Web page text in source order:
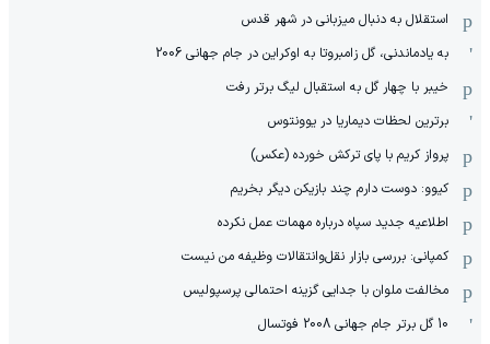
استقلال به دنبال میزبانی در شهر قدس
به یادماندنی، گل زامبروتا به اوکراین در جام جهانی 2006
خیبر با چهار گل به استقبال لیگ برتر رفت
برترین لحظات دیماریا در یوونتوس
پرواز کریم با پای ترکش خورده (عکس)
کیوو: دوست دارم چند بازیکن دیگر بخریم
اطلاعیه جدید سپاه درباره مهمات عمل نکرده
کمپانی: بررسی بازار نقل‌وانتقالات وظیفه من نیست
مخالفت ملوان با جدایی گزینه احتمالی پرسپولیس
10 گل برتر جام جهانی 2008 فوتسال